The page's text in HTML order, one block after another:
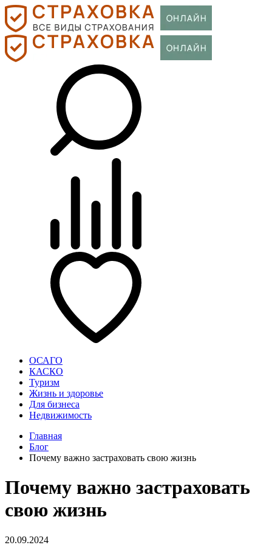
ОСАГО
КАСКО
Туризм
Жизнь и здоровье
Для бизнеса
Недвижимость
Главная
Блог
Почему важно застраховать свою жизнь
Почему важно застраховать
свою жизнь
20.09.2024